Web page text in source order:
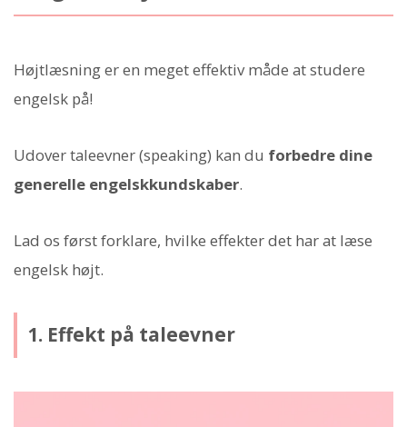
Højtlæsning er en meget effektiv måde at studere
engelsk på!
Udover taleevner (speaking) kan du forbedre dine
generelle engelskkundskaber.
Lad os først forklare, hvilke effekter det har at læse
engelsk højt.
1. Effekt på taleevner